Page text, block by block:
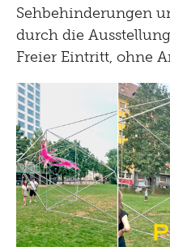
Sehbehinderungen
durch die
Freier Eintritt, ohne